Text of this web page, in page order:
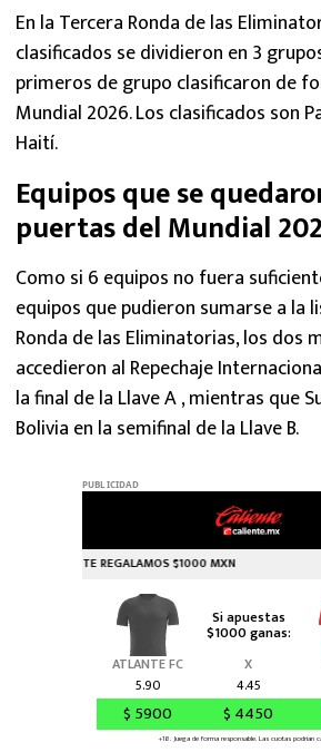
En la Tercera Ronda de las
clasificados se dividieron en 3
primeros de grupo clasificaron de
Mundial 2026. Los clasificados son
Haití.
Equipos que se
puertas del Mundial
Como si 6 equipos no fuera
equipos que pudieron sumarse a la
Ronda de las Eliminatorias, los dos
accedieron al Repechaje
la final de la Llave A , mientras que
Bolivia en la semifinal de la Llave B.